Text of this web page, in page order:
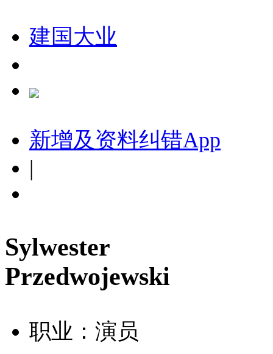
建国大业
新增及资料纠错App
|
Sylwester
Przedwojewski
职业：演员